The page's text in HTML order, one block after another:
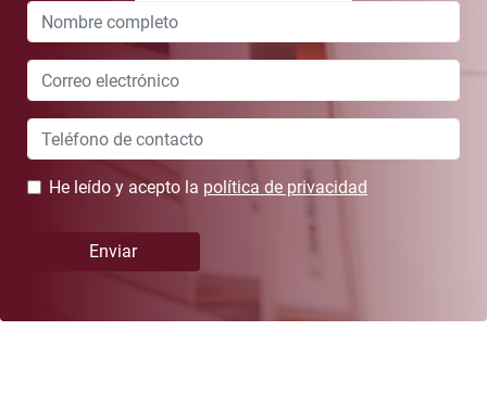
Leave
this
field
blank
He leído y acepto la política de privacidad
Enviar